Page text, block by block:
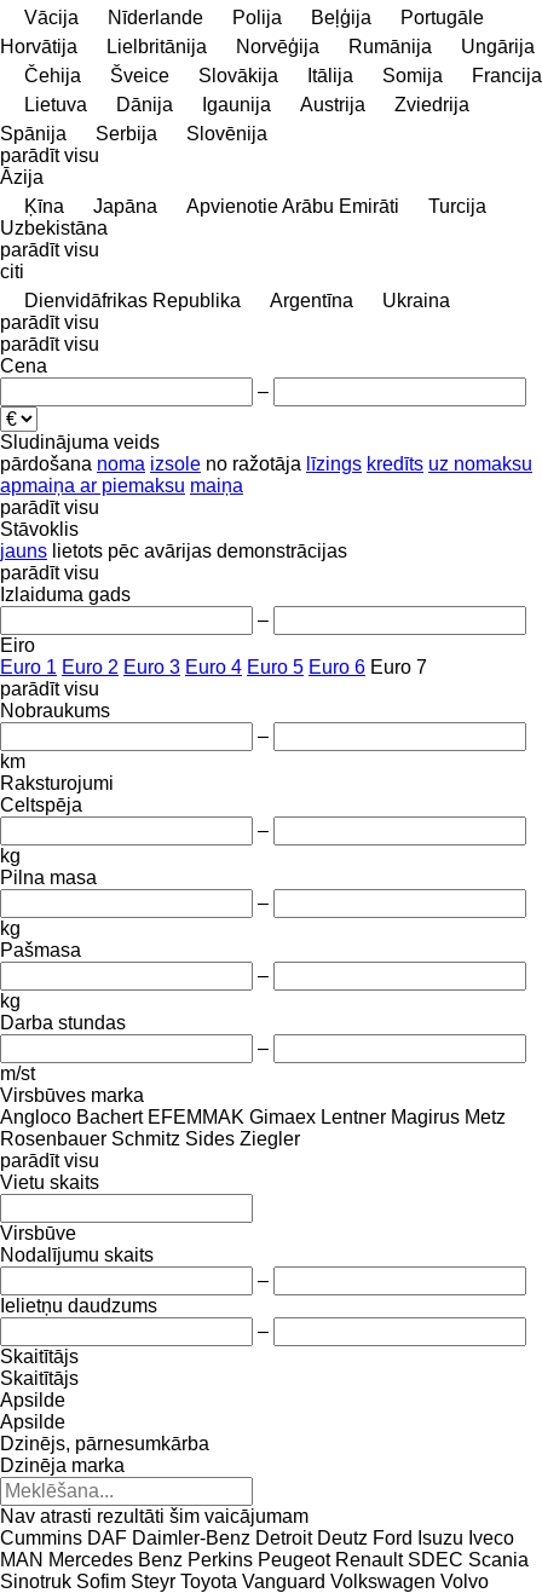
Vācija
Nīderlande Polija Beļģija
Portugāle
Horvātija
Lielbritānija Norvēģija Rumānija
Ungārija
Čehija
Šveice Slovākija Itālija Somija
Francija
Lietuva
Dānija Igaunija Austrija
Zviedrija
Spānija
Serbija
Slovēnija
parādīt visu
Āzija
Ķīna
Japāna Apvienotie Arābu Emirāti
Turcija
Uzbekistāna
parādīt visu
citi
Dienvidāfrikas Republika
Argentīna
Ukraina
parādīt visu
parādīt visu
Cena
–
Sludinājuma veids
pārdošana noma izsole no ražotāja līzings kredīts uz nomaksu
apmaiņa ar piemaksu maiņa
parādīt visu
Stāvoklis
jauns lietots pēc avārijas demonstrācijas
parādīt visu
Izlaiduma gads
–
Eiro
Euro 1 Euro 2 Euro 3 Euro 4 Euro 5 Euro 6 Euro 7
parādīt visu
Nobraukums
–
km
Raksturojumi
Celtspēja
–
kg
Pilna masa
–
kg
Pašmasa
–
kg
Darba stundas
–
m/st
Virsbūves marka
Angloco Bachert EFEMMAK Gimaex Lentner Magirus Metz
Rosenbauer Schmitz Sides Ziegler
parādīt visu
Vietu skaits
Virsbūve
Nodalījumu skaits
–
Ielietņu daudzums
–
Skaitītājs
Skaitītājs
Apsilde
Apsilde
Dzinējs, pārnesumkārba
Dzinēja marka
Nav atrasti rezultāti šim vaicājumam
Cummins DAF Daimler-Benz Detroit Deutz Ford Isuzu Iveco
MAN Mercedes Benz Perkins Peugeot Renault SDEC Scania
Sinotruk Sofim Steyr Toyota Vanguard Volkswagen Volvo